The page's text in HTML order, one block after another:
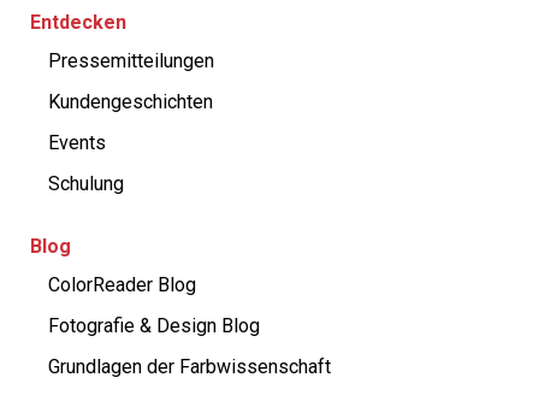
Entdecken
Pressemitteilungen
Kundengeschichten
Events
Schulung
Blog
ColorReader Blog
Fotografie & Design Blog
Grundlagen der Farbwissenschaft